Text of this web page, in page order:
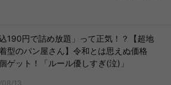
込190円で詰め放題」って正気！？【超地
型のパン屋さん】令和とは思えぬ価格
ゲット！「ルール優しすぎ(泣)」
08/13